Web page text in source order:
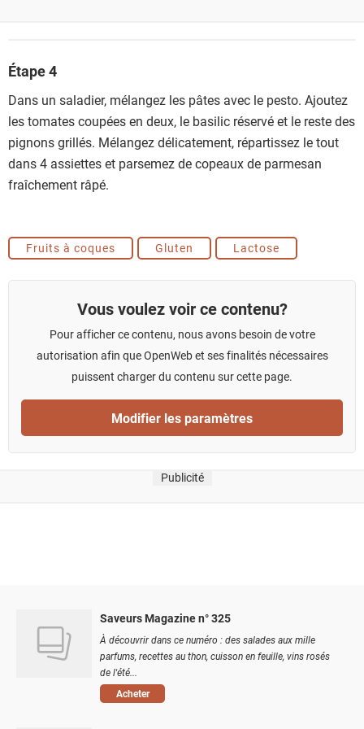
Étape 4
Dans un saladier, mélangez les pâtes avec le pesto. Ajoutez
les tomates coupées en deux, le basilic réservé et le reste des
pignons grillés. Mélangez délicatement, répartissez le tout
dans 4 assiettes et parsemez de copeaux de parmesan
fraîchement râpé.
Fruits à coques Gluten Lactose
Vous voulez voir ce contenu?
Pour afficher ce contenu, nous avons besoin de votre
autorisation afin que OpenWeb et ses finalités nécessaires
puissent charger du contenu sur cette page.
Modifier les paramètres
Publicité
Saveurs Magazine n° 325
À découvrir dans ce numéro : des salades aux mille
parfums, recettes au thon, cuisson en feuille, vins rosés
de l'été...
Acheter